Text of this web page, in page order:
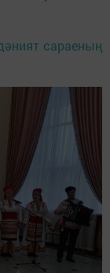
сараеның